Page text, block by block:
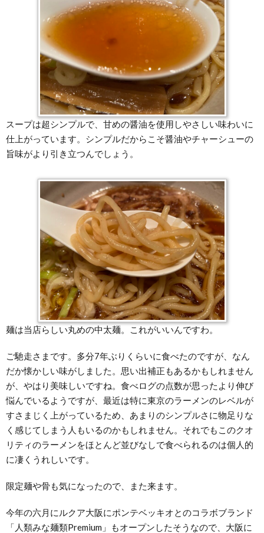
スープは超シンプルで、甘めの醤油を使用しやさしい味わいに
仕上がっています。シンプルだからこそ醤油やチャーシューの
旨味がより引き立つんでしょう。
麺は当店らしい丸めの中太麺。これがいいんですわ。
ご馳走さまです。多分7年ぶりくらいに食べたのですが、なん
だか懐かしい味がしました。思い出補正もあるかもしれません
が、やはり美味しいですね。食べログの点数が思ったより伸び
悩んでいるようですが、最近は特に東京のラーメンのレベルが
すさまじく上がっているため、あまりのシンプルさに物足りな
く感じてしまう人もいるのかもしれません。それでもこのクオ
リティのラーメンをほとんど並びなしで食べられるのは個人的
に凄くうれしいです。
限定麺や骨も気になったので、また来ます。
今年の六月にルクア大阪にポンテベッキオとのコラボブランド
「人類みな麺類Premium」もオープンしたそうなので、大阪に